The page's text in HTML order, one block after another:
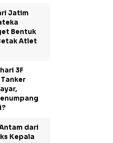
Jatim
Bentuk
Atlet
3F
dari
Kepala